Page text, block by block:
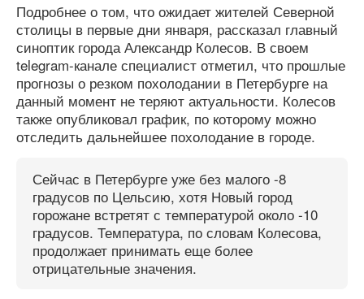
Подробнее о том, что ожидает жителей Северной
столицы в первые дни января, рассказал главный
синоптик города Александр Колесов. В своем
telegram-канале специалист отметил, что прошлые
прогнозы о резком похолодании в Петербурге на
данный момент не теряют актуальности. Колесов
также опубликовал график, по которому можно
отследить дальнейшее похолодание в городе.
Сейчас в Петербурге уже без малого -8
градусов по Цельсию, хотя Новый город
горожане встретят с температурой около -10
градусов. Температура, по словам Колесова,
продолжает принимать еще более
отрицательные значения.